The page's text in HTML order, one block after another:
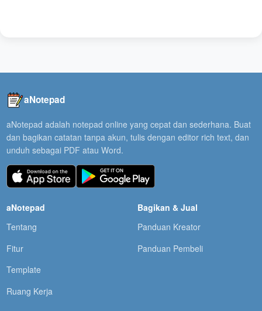
aNotepad
aNotepad adalah notepad online yang cepat dan sederhana. Buat
dan bagikan catatan tanpa akun, tulis dengan editor rich text, dan
unduh sebagai PDF atau Word.
aNotepad
Tentang
Fitur
Template
Ruang Kerja
Bagikan & Jual
Panduan Kreator
Panduan Pembeli